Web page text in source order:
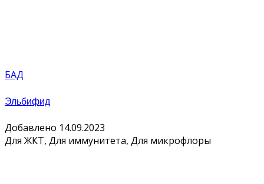
БАД
Эльбифид
Добавлено 14.09.2023
Для ЖКТ, Для иммунитета, Для микрофлоры